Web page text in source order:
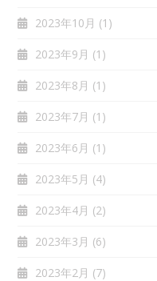
2023年10月 (1)
2023年9月 (1)
2023年8月 (1)
2023年7月 (1)
2023年6月 (1)
2023年5月 (4)
2023年4月 (2)
2023年3月 (6)
2023年2月 (7)